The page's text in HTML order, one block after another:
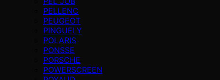
PELLENC
PEUGEOT
PINGUELY
POLARIS
PONSSE
PORSCHE
POWERSCREEN